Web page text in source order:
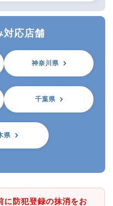
対応店舗
神奈川県
千葉県
県
防犯登録の抹消をお